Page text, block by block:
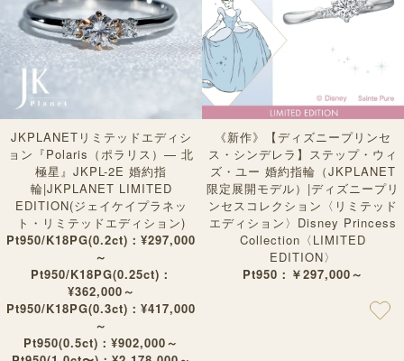
JKPLANETリミテッドエディシ
ョン『Polaris（ポラリス）— 北
極星』JKPL-2E 婚約指
輪|JKPLANET LIMITED
EDITION(ジェイケイプラネッ
ト・リミテッドエディション)
Pt950/K18PG(0.2ct)：¥297,000
～
Pt950/K18PG(0.25ct)：
¥362,000～
Pt950/K18PG(0.3ct)：¥417,000
～
Pt950(0.5ct)：¥902,000～
《新作》【ディズニープリンセ
ス・シンデレラ】ステップ・ウィ
ズ・ユー 婚約指輪（JKPLANET
限定展開モデル）|ディズニープリ
ンセスコレクション〈リミテッド
エディション〉Disney Princess
Collection〈LIMITED
EDITION〉
Pt950：￥297,000～